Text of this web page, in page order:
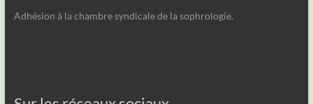
Adhésion à la chambre syndicale de la sophrologie.